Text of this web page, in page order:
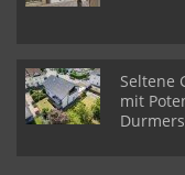
Seltene
mit